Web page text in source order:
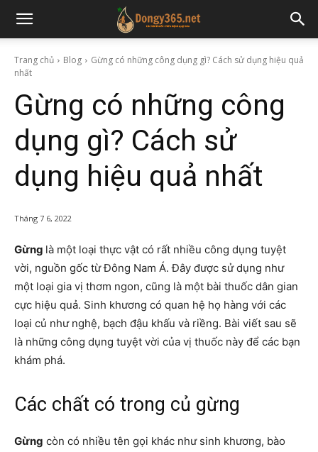
Trang chủ Blog
Gừng có những công dụng gì? Cách sử dụng hiệu quả
nhất
Gừng có những công
dụng gì? Cách sử
dụng hiệu quả nhất
Tháng 7 6, 2022
Gừng là một loại thực vật có rất nhiều công dụng tuyệt
vời, nguồn gốc từ Đông Nam Á. Đây được sử dụng như
một loại gia vị thơm ngon, cũng là một bài thuốc dân gian
cực hiệu quả. Sinh khương có quan hệ họ hàng với các
loại củ như nghệ, bạch đậu khấu và riềng. Bài viết sau sẽ
là những công dụng tuyệt vời của vị thuốc này để các bạn
khám phá.
Các chất có trong củ gừng
Gừng còn có nhiều tên gọi khác như sinh khương, bào